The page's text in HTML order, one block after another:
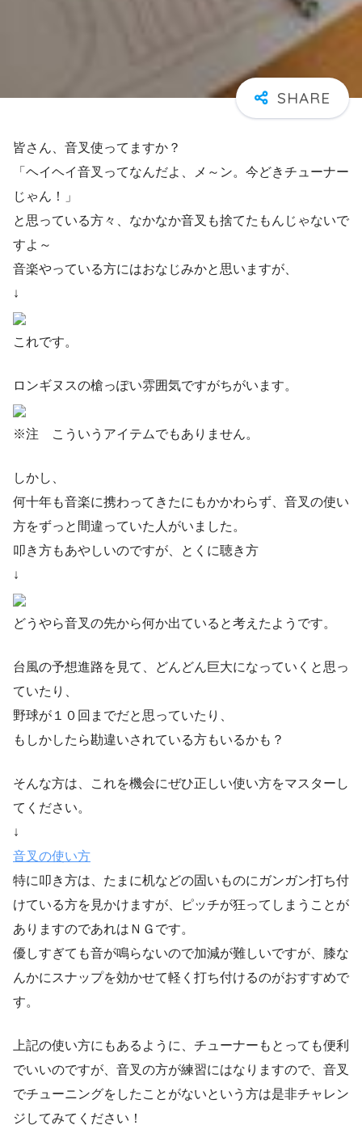
皆さん、音叉使ってますか？
「ヘイヘイ音叉ってなんだよ、メ～ン。今どきチューナー
じゃん！」
と思っている方々、なかなか音叉も捨てたもんじゃないで
すよ～
音楽やっている方にはおなじみかと思いますが、
↓
これです。
ロンギヌスの槍っぽい雰囲気ですがちがいます。
※注 こういうアイテムでもありません。
しかし、
何十年も音楽に携わってきたにもかかわらず、音叉の使い
方をずっと間違っていた人がいました。
叩き方もあやしいのですが、とくに聴き方
↓
どうやら音叉の先から何か出ていると考えたようです。
台風の予想進路を見て、どんどん巨大になっていくと思っ
ていたり、
野球が１０回までだと思っていたり、
もしかしたら勘違いされている方もいるかも？
そんな方は、これを機会にぜひ正しい使い方をマスターし
てください。
↓
音叉の使い方
特に叩き方は、たまに机などの固いものにガンガン打ち付
けている方を見かけますが、ピッチが狂ってしまうことが
ありますのであれはＮＧです。
優しすぎても音が鳴らないので加減が難しいですが、膝な
んかにスナップを効かせて軽く打ち付けるのがおすすめで
す。
上記の使い方にもあるように、チューナーもとっても便利
でいいのですが、音叉の方が練習にはなりますので、音叉
でチューニングをしたことがないという方は是非チャレン
ジしてみてください！